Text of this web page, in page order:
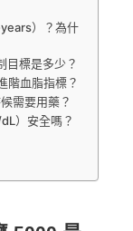
）？為什
目標是多少？
階血脂指標？
需要用藥？
）安全嗎？